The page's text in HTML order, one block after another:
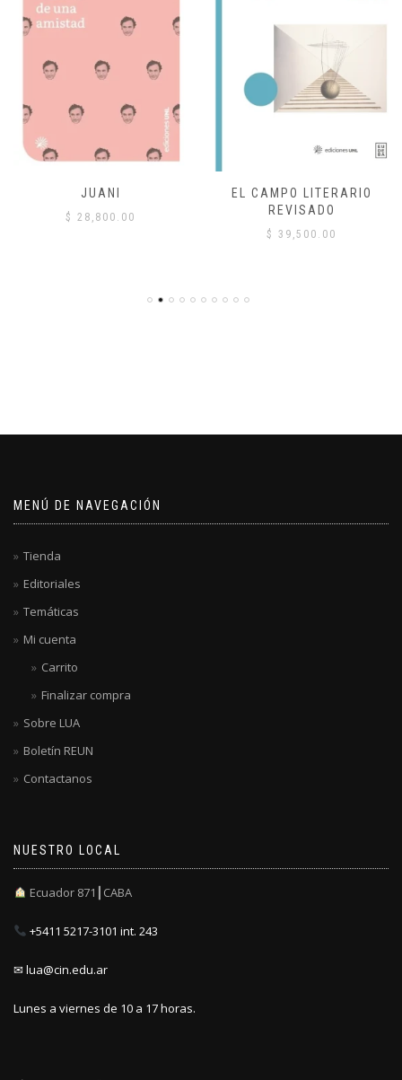
JUANI
$ 28,800.00
EL CAMPO LITERARIO
REVISADO
$ 39,500.00
MENÚ DE NAVEGACIÓN
Tienda
Editoriales
Temáticas
Mi cuenta
Carrito
Finalizar compra
Sobre LUA
Boletín REUN
Contactanos
NUESTRO LOCAL
Ecuador 871┃CABA
+5411 5217-3101 int. 243
✉ lua@cin.edu.ar
Lunes a viernes de 10 a 17 horas.